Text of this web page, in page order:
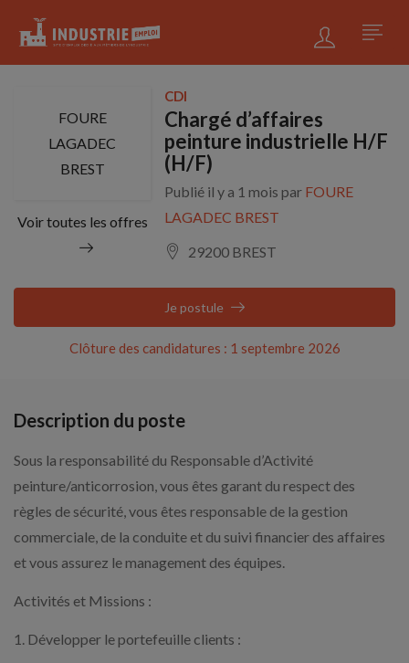
FOURE
LAGADEC
BREST
Voir toutes les offres
CDI
Chargé d’affaires
peinture industrielle H/F
(H/F)
Publié il y a 1 mois par FOURE
LAGADEC BREST
29200 BREST
Clôture des candidatures : 1 septembre 2026
Je postule
Description du poste
Sous la responsabilité du Responsable d’Activité
peinture/anticorrosion, vous êtes garant du respect des
règles de sécurité, vous êtes responsable de la gestion
commerciale, de la conduite et du suivi financier des affaires
et vous assurez le management des équipes.
Activités et Missions :
1. Développer le portefeuille clients :